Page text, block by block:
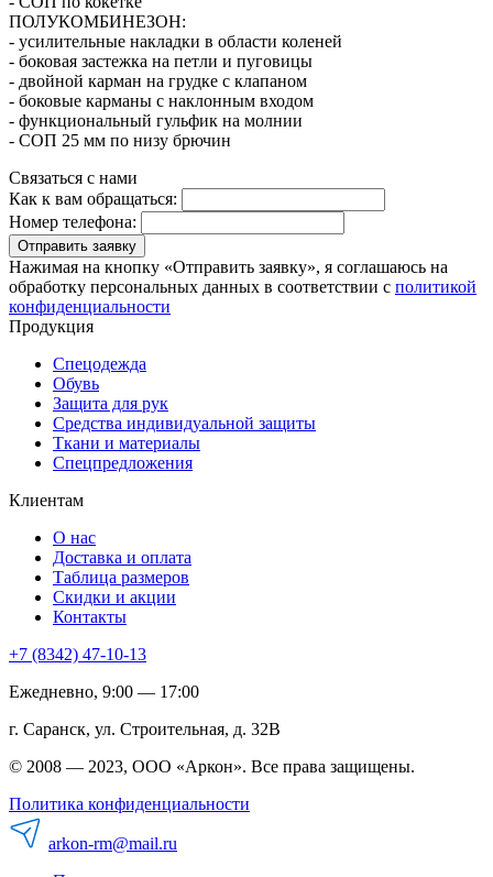
ПОЛУКОМБИНЕЗОН:
- усилительные накладки в области коленей
- боковая застежка на петли и пуговицы
- двойной карман на грудке с клапаном
- боковые карманы с наклонным входом
- функциональный гульфик на молнии
- СОП 25 мм по низу брючин
Связаться с нами
Как к вам обращаться:
Номер телефона:
Отправить заявку
Нажимая на кнопку «Отправить заявку», я соглашаюсь на
обработку персональных данных в соответствии с политикой
конфиденциальности
Продукция
Спецодежда
Обувь
Защита для рук
Средства индивидуальной защиты
Ткани и материалы
Спецпредложения
Клиентам
О нас
Доставка и оплата
Таблица размеров
Скидки и акции
Контакты
+7 (8342) 47-10-13
Ежедневно, 9:00 — 17:00
г. Саранск, ул. Строительная, д. 32В
© 2008 — 2023, ООО «Аркон». Все права защищены.
Политика конфиденциальности
arkon-rm@mail.ru